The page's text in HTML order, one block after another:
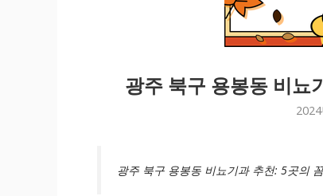
광주 북구 용봉동 비뇨
광주 북구 용봉동 비뇨기과 추천: 5곳의